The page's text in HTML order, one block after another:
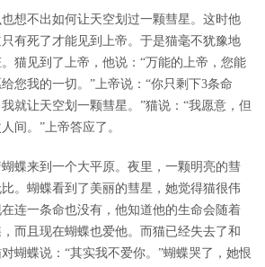
不出如何让天空划过一颗彗星。这时他
有死了才能见到上帝。于是猫毫不犹豫地
猫见到了上帝，他说：“万能的上帝，您能
您我的一切。”上帝说：“你只剩下3条命
就让天空划一颗彗星。”猫说：“我愿意，但
间。”上帝答应了。
来到一个大平原。夜里，一颗明亮的彗
。蝴蝶看到了美丽的彗星，她觉得猫很伟
连一条命也没有，他知道他的生命会随着
而且现在蝴蝶也爱他。而猫已经失去了和
蝴蝶说：“其实我不爱你。”蝴蝶哭了，她恨